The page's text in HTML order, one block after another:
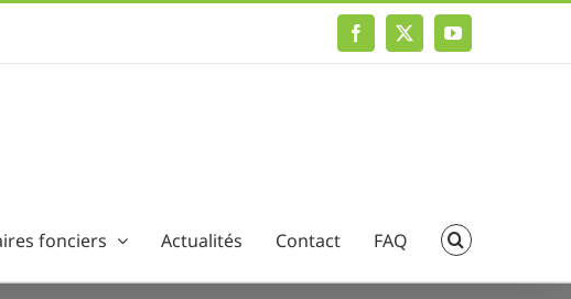
Facebook
X YouTube
fonciers Actualités Contact FAQ